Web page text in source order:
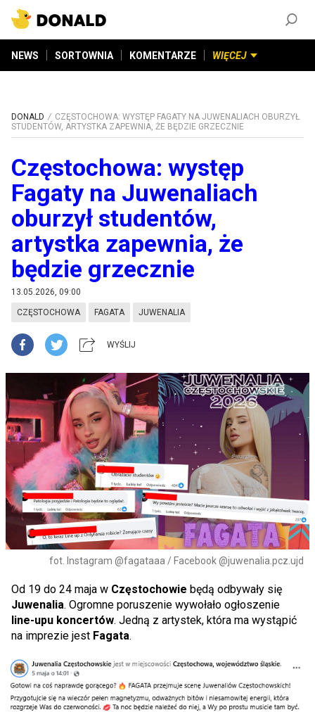
NEWS SORTOWNIA KOMENTARZE WIĘCEJ
DONALD
CZĘSTOCHOWA: WYSTĘP FAGATY NA JUWENALIACH OBURZYŁ
STUDENTÓW, ARTYSTKA ZAPEWNIA, ŻE BĘDZIE GRZECZNIE
Częstochowa: występ
Fagaty na Juwenaliach
oburzył studentów,
artystka zapewnia, że
będzie grzecznie
13.05.2026, 09:00
CZĘSTOCHOWA FAGATA JUWENALIA
WYŚLIJ
fot. Instagram @fagataaa / Facebook @juwenalia.pcz.ujd
Od 19 do 24 maja w Częstochowie będą odbywały się
Juwenalia. Ogromne poruszenie wywołało ogłoszenie
line-upu koncertów. Jedną z artystek, która ma wystąpić
na imprezie jest Fagata.